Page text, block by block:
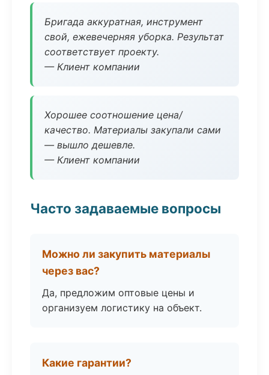
Бригада аккуратная, инструмент
свой, ежевечерняя уборка. Результат
соответствует проекту.
— Клиент компании
Хорошее соотношение цена/
качество. Материалы закупали сами
— вышло дешевле.
— Клиент компании
Часто задаваемые вопросы
Можно ли закупить материалы
через вас?
Да, предложим оптовые цены и
организуем логистику на объект.
Какие гарантии?